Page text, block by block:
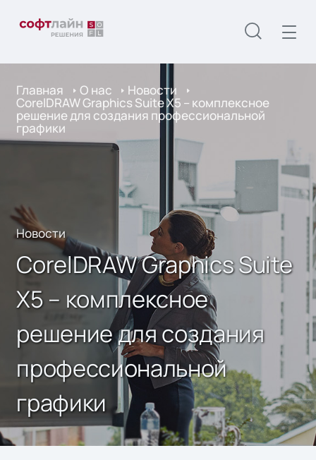
Главная О нас Новости
CorelDRAW Graphics Suite X5 – комплексное
решение для создания профессиональной
графики
Новости
CorelDRAW Graphics Suite
X5 – комплексное
решение для создания
профессиональной
графики